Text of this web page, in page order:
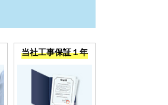
当社工事保証１年